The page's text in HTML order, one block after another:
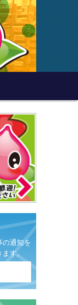
の通知を
す。